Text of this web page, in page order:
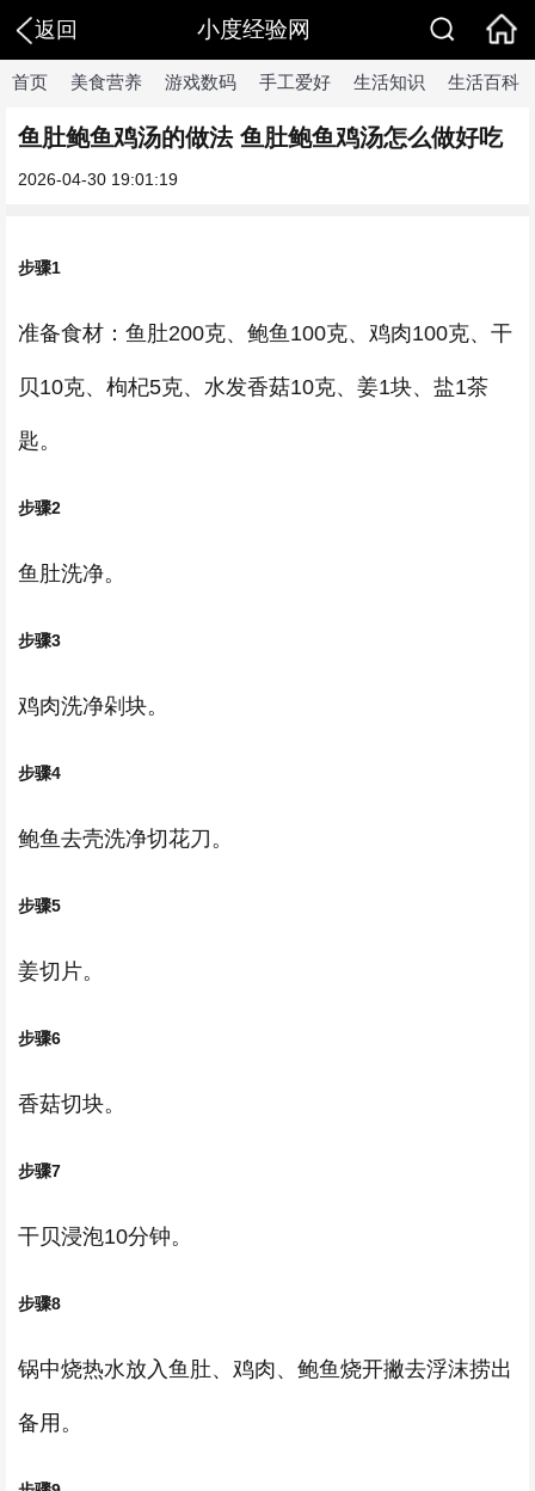
返回 小度经验网
首页 美食营养 游戏数码 手工爱好 生活知识 生活百科
鱼肚鲍鱼鸡汤的做法 鱼肚鲍鱼鸡汤怎么做好吃
2026-04-30 19:01:19
步骤1
准备食材：鱼肚200克、鲍鱼100克、鸡肉100克、干
贝10克、枸杞5克、水发香菇10克、姜1块、盐1茶
匙。
步骤2
鱼肚洗净。
步骤3
鸡肉洗净剁块。
步骤4
鲍鱼去壳洗净切花刀。
步骤5
姜切片。
步骤6
香菇切块。
步骤7
干贝浸泡10分钟。
步骤8
锅中烧热水放入鱼肚、鸡肉、鲍鱼烧开撇去浮沫捞出
备用。